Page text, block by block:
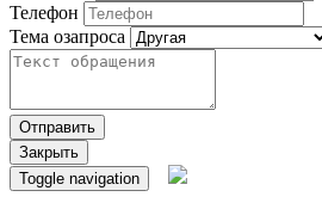
Телефон
Тема озапроса
Отправить
Закрыть
Toggle navigation